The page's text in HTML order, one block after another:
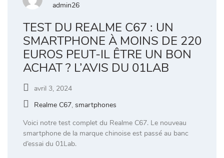
admin26
TEST DU REALME C67 : UN
SMARTPHONE À MOINS DE 220
EUROS PEUT-IL ÊTRE UN BON
ACHAT ? L’AVIS DU 01LAB
avril 3, 2024
Realme C67, smartphones
Voici notre test complet du Realme C67. Le nouveau
smartphone de la marque chinoise est passé au banc
d’essai du 01Lab.